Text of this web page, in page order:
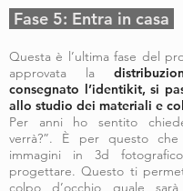
Fase 5: Entra in casa
Questa è l’ultima fase del
approvata la d
consegnato l’identikit, si
allo studio dei materiali e
Per anni ho sentito
verrà?”. È per questo che
immagini in 3d
progettare. Questo ti
colpo d’occhio quale